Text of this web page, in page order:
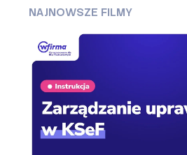
NAJNOWSZE FILMY